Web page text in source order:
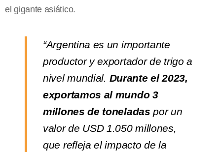
el gigante asiático.
“Argentina es un importante
productor y exportador de trigo a
nivel mundial. Durante el 2023,
exportamos al mundo 3
millones de toneladas por un
valor de USD 1.050 millones,
que refleja el impacto de la